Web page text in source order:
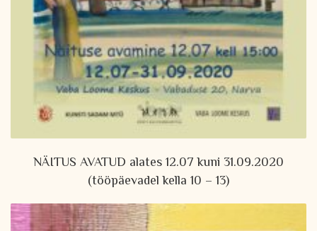
NÄITUS AVATUD alates 12.07 kuni 31.09.2020
(tööpäevadel kella 10 – 13)